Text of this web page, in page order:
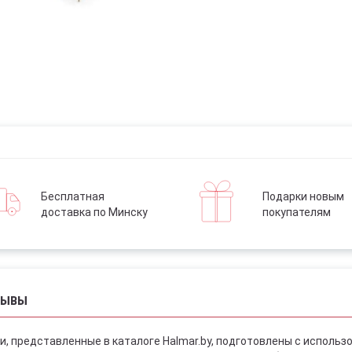
Бесплатная
доставка по Минску
Подарки новым
покупателям
представленные в каталоге Halmar.by, подготовлены с